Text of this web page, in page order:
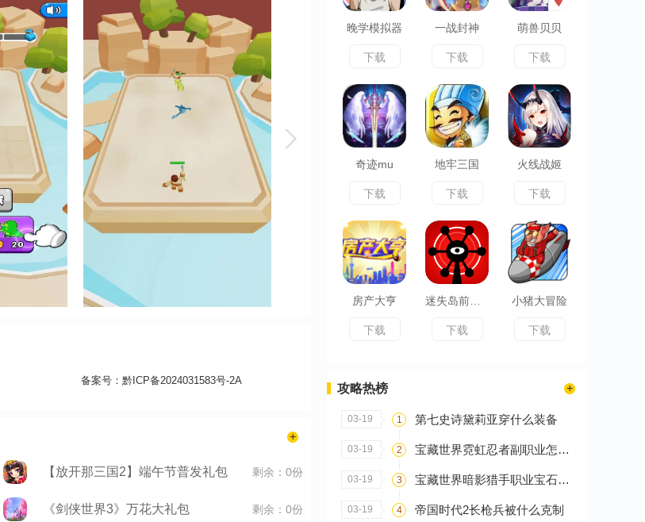
备案号： 黔ICP备2024031583号-2A
【放开那三国2】端午节普发礼包 剩余：0份
《剑侠世界3》万花大礼包 剩余：0份
晚学模拟器
下载
一战封神
下载
萌兽贝贝
下载
奇迹mu
下载
地牢三国
下载
火线战姬
下载
房产大亨
下载 下载
小猪大冒险
下载
攻略热榜
03-19 1 第七史诗黛莉亚穿什么装备
03-19 2 宝藏世界霓虹忍者副职业怎么选
03-19 3 宝藏世界暗影猎手职业宝石怎么搭配
03-19 4 帝国时代2长枪兵被什么克制